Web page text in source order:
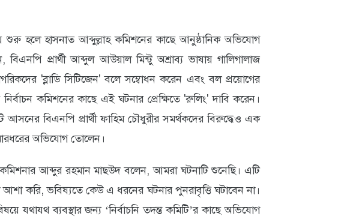
শুরু হলে হাসনাত আব্দুল্লাহ কমিশনের কাছে আনুষ্ঠানিক অভিযোগ
প্রার্থী আব্দুল আউয়াল মিন্টু অশ্রাব্য ভাষায় গালিগালাজ
'ব্লাডি সিটিজেন' বলে সম্বোধন করেন এবং বল প্রয়োগের
কমিশনের কাছে এই ঘটনার প্রেক্ষিতে 'রুলিং' দাবি করেন।
আসনের বিএনপি প্রার্থী ফাহিম চৌধুরীর সমর্থকদের বিরুদ্ধেও এক
অভিযোগ তোলেন।
কমিশনার আব্দুর রহমান মাছউদ বলেন, আমরা ঘটনাটি শুনেছি। এটি
আশা করি, ভবিষ্যতে কেউ এ ধরনের ঘটনার পুনরাবৃত্তি ঘটাবেন না।
যথাযথ ব্যবস্থার জন্য ‘নির্বাচনি তদন্ত কমিটি’র কাছে অভিযোগ